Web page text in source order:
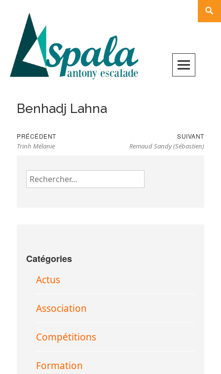
content
Benhadj Lahna
Navigation
de
PRÉCÉDENTPrevious
Trinh Mélanie
SUIVANT
Remaud Sandy (Sébastien)
Rechercher :
Catégories
Actus
Association
Compétitions
Formation